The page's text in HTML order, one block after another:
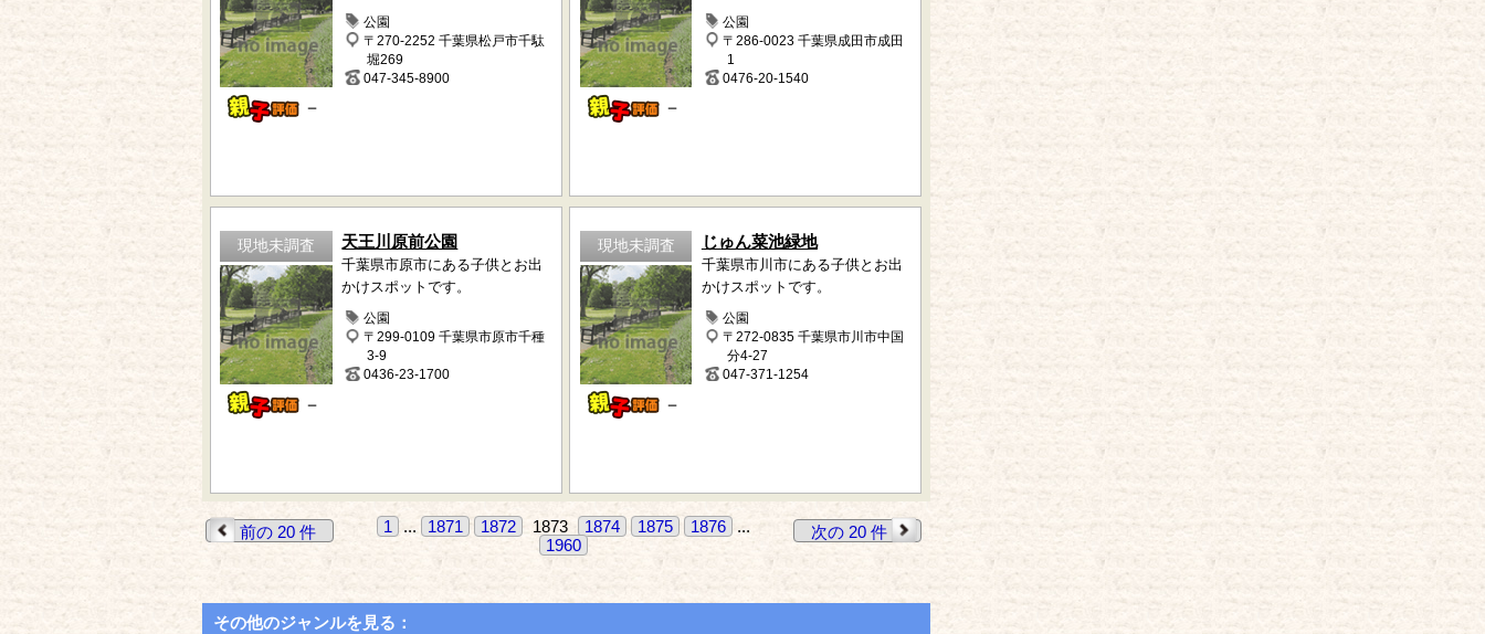
－
公園
〒270-2252 千葉県松戸市千駄
堀269
047-345-8900
－
公園
〒286-0023 千葉県成田市成田
1
0476-20-1540
現地未調査
－
天王川原前公園
千葉県市原市にある子供とお出
かけスポットです。
公園
〒299-0109 千葉県市原市千種
3-9
0436-23-1700
現地未調査
－
じゅん菜池緑地
千葉県市川市にある子供とお出
かけスポットです。
公園
〒272-0835 千葉県市川市中国
分4-27
047-371-1254
前の 20 件 1 ... 1871 1872 1873 1874 1875 1876
...
1960
次の 20 件
その他のジャンルを見る：